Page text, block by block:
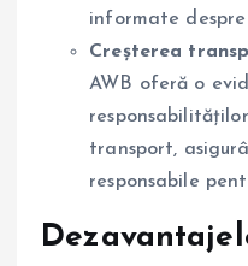
informate
Creșterea
AWB oferă o
transport,
responsabile